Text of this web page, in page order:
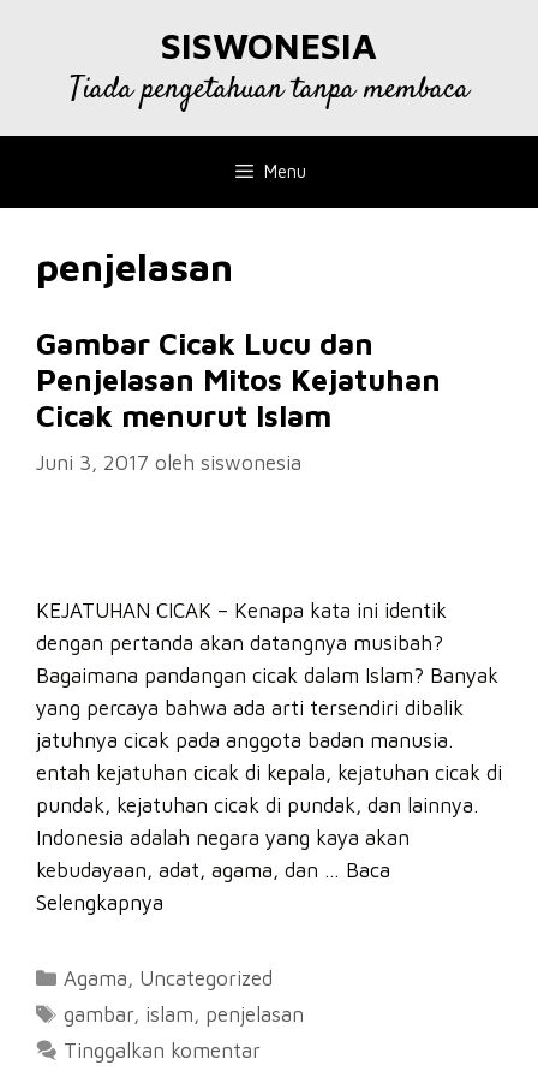
SISWONESIA
Tiada pengetahuan tanpa membaca
Menu
penjelasan
Gambar Cicak Lucu dan
Penjelasan Mitos Kejatuhan
Cicak menurut Islam
Juni 3, 2017 oleh siswonesia
KEJATUHAN CICAK – Kenapa kata ini identik
dengan pertanda akan datangnya musibah?
Bagaimana pandangan cicak dalam Islam? Banyak
yang percaya bahwa ada arti tersendiri dibalik
jatuhnya cicak pada anggota badan manusia.
entah kejatuhan cicak di kepala, kejatuhan cicak di
pundak, kejatuhan cicak di pundak, dan lainnya.
Indonesia adalah negara yang kaya akan
kebudayaan, adat, agama, dan … Baca
Selengkapnya
Kategori
Agama, Uncategorized
Tag
gambar, islam, penjelasan
Tinggalkan komentar